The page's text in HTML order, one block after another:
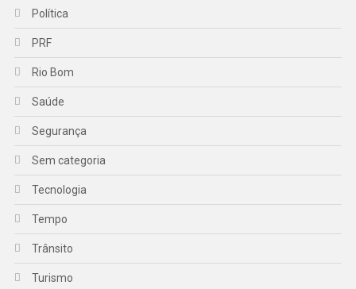
Política
PRF
Rio Bom
Saúde
Segurança
Sem categoria
Tecnologia
Tempo
Trânsito
Turismo